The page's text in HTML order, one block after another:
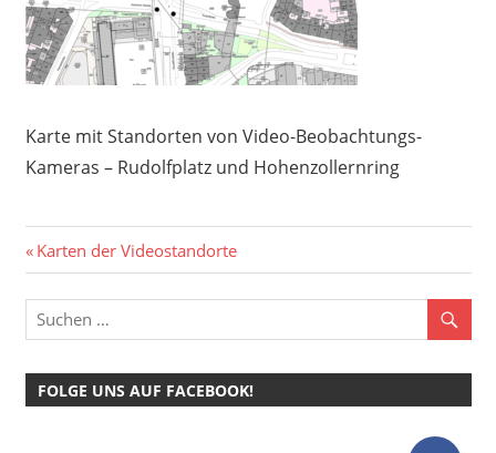
Karte mit Standorten von Video-Beobachtungs-
Kameras – Rudolfplatz und Hohenzollernring
Beitragsnavigation
Vorheriger
Beitrag:
Karten der Videostandorte
FOLGE UNS AUF FACEBOOK!